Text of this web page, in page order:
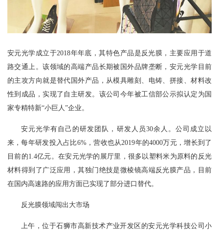
安元光学成立于2018年年底，其特色产品是反光膜，主要应用于道
路交通上。该领域的高端产品长期被国外品牌垄断，安元光学目前
的主攻方向就是替代国外产品，从模具雕刻、电铸、拼接、材料改
性到成品，实现了自主研发。该公司今年被工信部公示拟认定为国
家专精特新“小巨人”企业。
安元光学有自己的研发团队，研发人员30余人。公司成立以
来，每年研发投入占比6%，营收也从2019年的4000万元，增长到了
目前的1.4亿元。在安元光学的展厅里，很多以塑料米为原料的反光
材料得到了广泛应用，其独门绝技是微棱镜高端反光膜产品，目前
在国内高速路的应用方面已实现了部分进口替代。
反光膜领域闯出大市场
上午，位于石狮市高新技术产业开发区的安元光学科技公司小